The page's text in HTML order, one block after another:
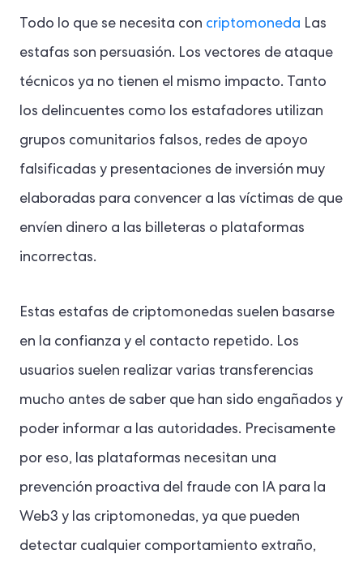
Todo lo que se necesita con criptomoneda Las
estafas son persuasión. Los vectores de ataque
técnicos ya no tienen el mismo impacto. Tanto
los delincuentes como los estafadores utilizan
grupos comunitarios falsos, redes de apoyo
falsificadas y presentaciones de inversión muy
elaboradas para convencer a las víctimas de que
envíen dinero a las billeteras o plataformas
incorrectas.
Estas estafas de criptomonedas suelen basarse
en la confianza y el contacto repetido. Los
usuarios suelen realizar varias transferencias
mucho antes de saber que han sido engañados y
poder informar a las autoridades. Precisamente
por eso, las plataformas necesitan una
prevención proactiva del fraude con IA para la
Web3 y las criptomonedas, ya que pueden
detectar cualquier comportamiento extraño,